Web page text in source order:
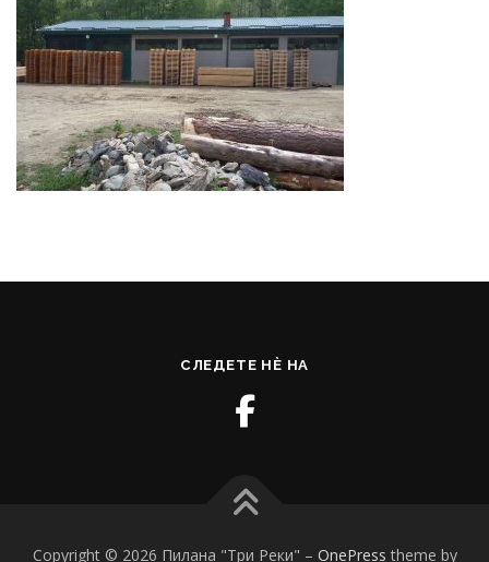
СЛЕДЕТЕ НЀ НА
Copyright © 2026 Пилана "Три Реки" – OnePress theme by